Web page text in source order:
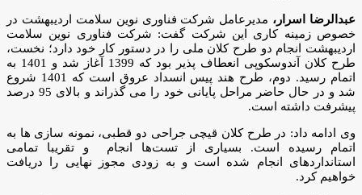
عبدالرضا اسرار، مدیرعامل شرکت فناوری نوین سلامت اردیبهشت در
خصوص زمینه کاری این شرکت گفت: شرکت فناوری نوین سلامت
اردیبهشت انجام دو طرح کلان ملی را در دستور کار خود دارد؛ نخست،
طرح کلان آندوسکوپی انعطاف پذیر بود که 1399 آغاز شد و 1401 به
اتمام رسید. دوم، طرح هند پیس انسداد عروق است که 1401 شروع
شد و در حال حاضر مراحل پایانی خود را می گذراند و بالای 95 درصد
پیشرفت داشته است.
وی ادامه داد: در طرح کلان قیچی جراحی دو قطبی، نمونه سازی ها به
اتمام رسیده‌ است. بسیاری از تست‌ها انجام و تقریبا تمامی
استانداردهای انجام شده است و به زودی مجوز نهایی را دریافت
خواهیم کرد.